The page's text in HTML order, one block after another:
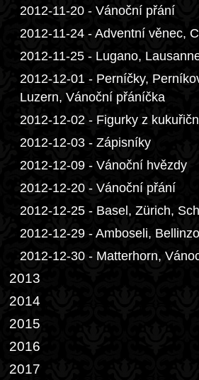
2012-11-20 - Vánoční přání
2012-11-24 - Adventní věnec,
2012-11-25 - Lugano,
2012-12-01 - Perníčky,
Luzern, Vánoční přáníčka
2012-12-02 - Figurky z
2012-12-03 - Zápisníky
2012-12-09 - Vánoční hvězdy
2012-12-20 - Vánoční přání
2012-12-25 - Basel, Zürich,
2012-12-29 - Amboseli,
2012-12-30 - Matterhorn,
2013
2014
2015
2016
2017